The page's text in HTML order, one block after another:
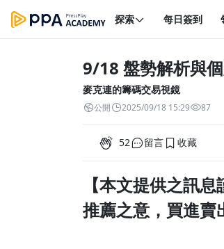
探索 每日簽到
9/18 盤勢解析與
麥克連的籌碼交易視鏡
公開 2025/09/18 15:29 87
52 留言 收藏
【本文提供之訊
推薦之意，買進賣